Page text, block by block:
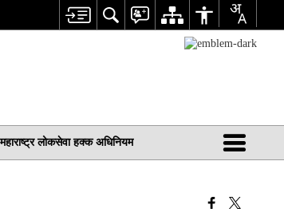
महाराष्ट्र लोकसेवा हक्क अधिनियम